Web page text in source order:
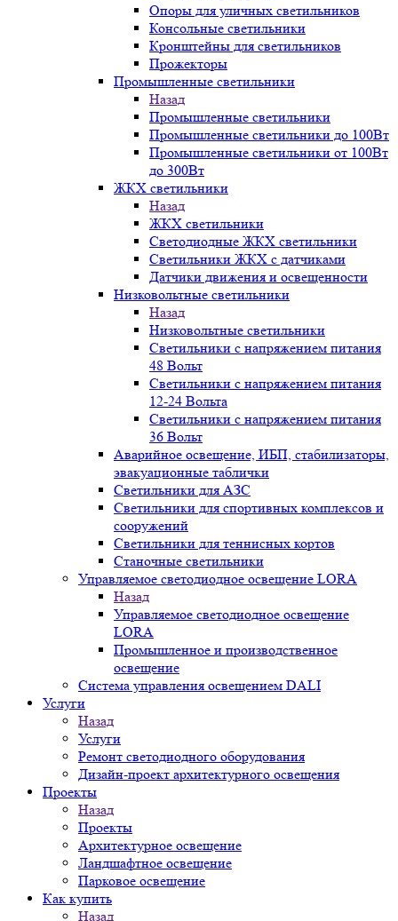
Опоры для уличных светильников
Консольные светильники
Кронштейны для светильников
Прожекторы
Промышленные светильники
Назад
Промышленные светильники
Промышленные светильники до 100Вт
Промышленные светильники от 100Вт
до 300Вт
ЖКХ светильники
Назад
ЖКХ светильники
Светодиодные ЖКХ светильники
Светильники ЖКХ с датчиками
Датчики движения и освещенности
Низковольтные светильники
Назад
Низковольтные светильники
Светильники с напряжением питания
48 Вольт
Светильники с напряжением питания
12-24 Вольта
Светильники с напряжением питания
36 Вольт
Аварийное освещение, ИБП, стабилизаторы,
эвакуационные таблички
Светильники для АЗС
Светильники для спортивных комплексов и
сооружений
Светильники для теннисных кортов
Станочные светильники
Управляемое светодиодное освещение LORA
Назад
Управляемое светодиодное освещение
LORA
Промышленное и производственное
освещение
Система управления освещением DALI
Услуги
Назад
Услуги
Ремонт светодиодного оборудования
Дизайн-проект архитектурного освещения
Проекты
Назад
Проекты
Архитектурное освещение
Ландшафтное освещение
Парковое освещение
Как купить
Назад